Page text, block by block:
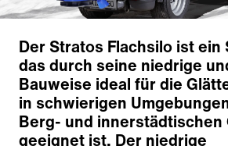
Der Stratos Flachsilo ist ein
das durch seine niedrige
Bauweise ideal für die
in schwierigen
Berg- und innerstädtischen
geeignet ist. Der niedrige